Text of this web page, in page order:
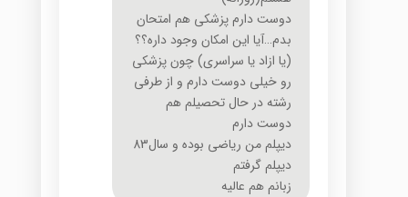
دوست دارم پزشکی هم امتحان
بدم…آیا این امکان وجود داره؟؟
(یا ازاد یا سراسری) چون پزشکی
رو خیلی دوست دارم و از طرفی
رشته در حال تحصیلم هم
دوست دارم
دیپلم من ریاضی بوده و سال83
دیپلم گرفتم
زبانم هم عالیه